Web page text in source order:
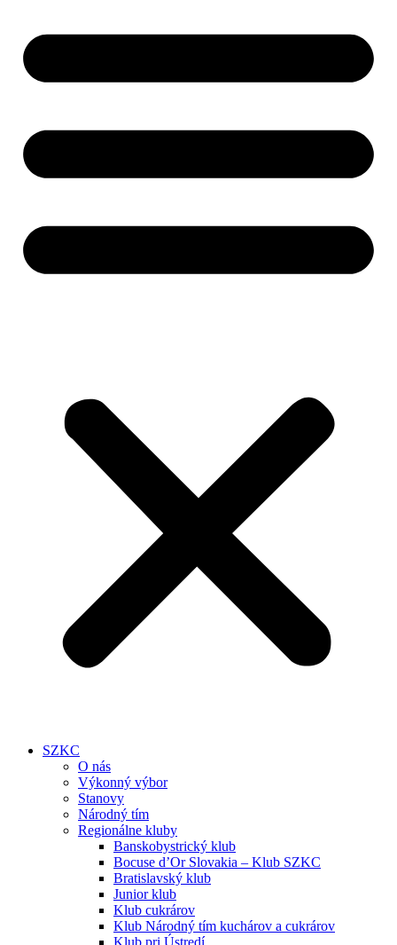
SZKC
O nás
Výkonný výbor
Stanovy
Národný tím
Regionálne kluby
Banskobystrický klub
Bocuse d’Or Slovakia – Klub SZKC
Bratislavský klub
Junior klub
Klub cukrárov
Klub Národný tím kuchárov a cukrárov